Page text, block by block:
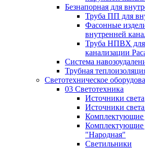
Безнапорная для
Труба ПП для
Фасонные
внутренней
Труба НПВХ для
канализации
Система
Трубная
Светотехническое
03 Светотехника
Источники света
Источники
Комплектующие
Комплектующие
"Народная"
Светильники